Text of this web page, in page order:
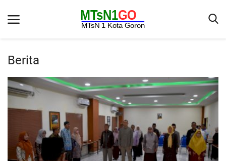
Beranda
Berita
Galeri
OPINI
Berita